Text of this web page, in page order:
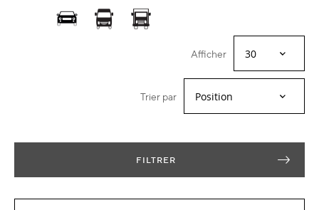
Afficher
Trier par
FILTRER